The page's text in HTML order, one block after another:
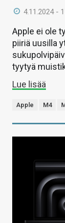
4.11.2024 -
Apple ei ole
piiriä uusilla
tyytyä
Lue lisää
Apple M4